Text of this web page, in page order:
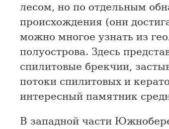
лесом, но по отдельным
происхождения (они
можно многое узнать из
полуострова. Здесь
спилитовые брекчии,
потоки спилитовых и
интересный памятник
В западной части